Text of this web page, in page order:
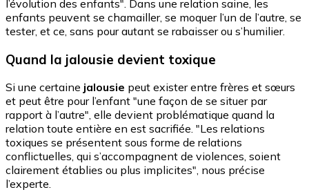
l’évolution des enfants". Dans une relation saine, les
enfants peuvent se chamailler, se moquer l’un de l’autre, se
tester, et ce, sans pour autant se rabaisser ou s’humilier.
Quand la jalousie devient toxique
Si une certaine jalousie peut exister entre frères et sœurs
et peut être pour l’enfant "une façon de se situer par
rapport à l’autre", elle devient problématique quand la
relation toute entière en est sacrifiée. "Les relations
toxiques se présentent sous forme de relations
conflictuelles, qui s’accompagnent de violences, soient
clairement établies ou plus implicites", nous précise
l’experte.